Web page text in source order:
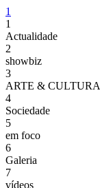
1
1
Actualidade
2
showbiz
3
ARTE & CULTURA
4
Sociedade
5
em foco
6
Galeria
7
vídeos